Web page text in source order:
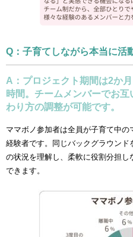
Q：子育てしながら本当に活
A：プロジェクト期間は2か
時間。チームメンバーでお
わり方の調整が可能です。
ママボノ参加者は全員が子育て中
経験者です。同じバックグラウン
の状況を理解し、柔軟に役割分担
できます。